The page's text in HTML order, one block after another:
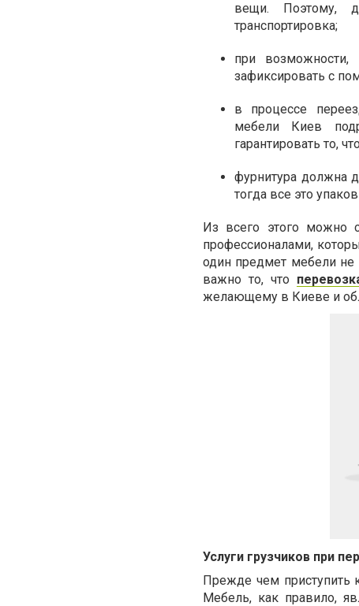
вещи. Поэтому,
транспортировка;
при возможности,
зафиксировать с
в процессе
мебели Киев
гарантировать то,
фурнитура должна
тогда все это
Из всего этого можно
профессионалами,
один предмет мебели не
важно то, что
желающему в Киеве и
Услуги грузчиков при
Прежде чем приступить
Мебель, как правило,